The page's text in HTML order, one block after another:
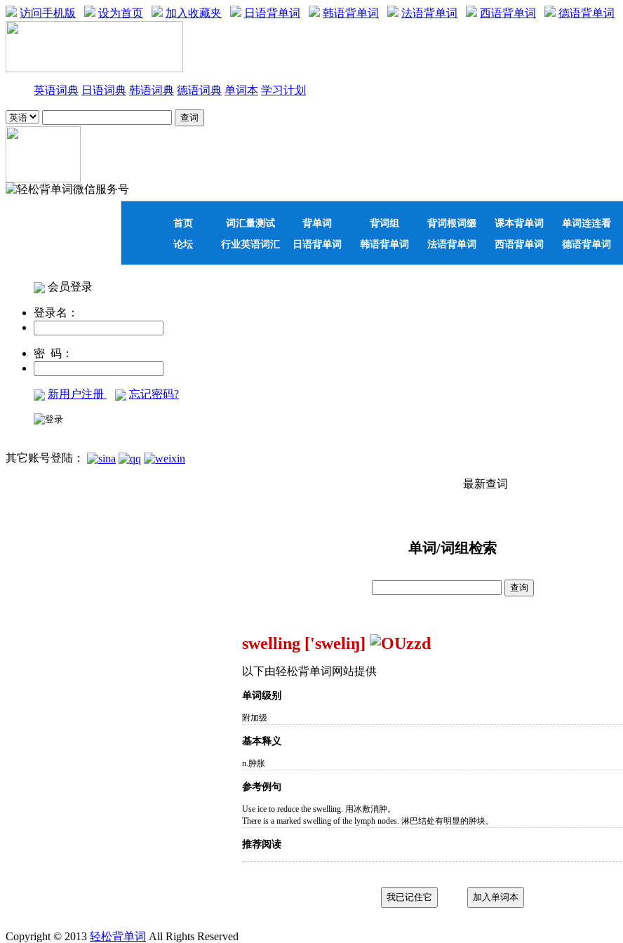
访问手机版 设为首页 加入收藏夹 日语背单词 韩语背单词 法语背单词 西语背单词 德语背单词
英语词典 日语词典 韩语词典 德语词典 单词本 学习计划
首页 词汇量测试 背单词 背词组 背词根词缀 课本背单词 单词连连看
论坛
行业英语词汇 日语背单词 韩语背单词 法语背单词 西语背单词 德语背单词
会员登录
登录名：
密 码：
新用户注册 忘记密码?
其它账号登陆：
最新查词
单词/词组检索
swelling ['sweliŋ]
以下由轻松背单词网站提供
单词级别
附加级
基本释义
n.肿胀
参考例句
Use ice to reduce the swelling. 用冰敷消肿。
There is a marked swelling of the lymph nodes. 淋巴结处有明显的肿块。
推荐阅读
Copyright © 2013 轻松背单词 All Rights Reserved